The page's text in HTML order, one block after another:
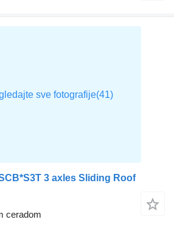
3 axles Sliding Roof
ceradom